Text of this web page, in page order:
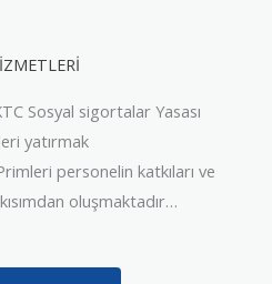
Sosyal sigortalar Yasası
yatırmak
personelin katkıları ve
oluşmaktadır…